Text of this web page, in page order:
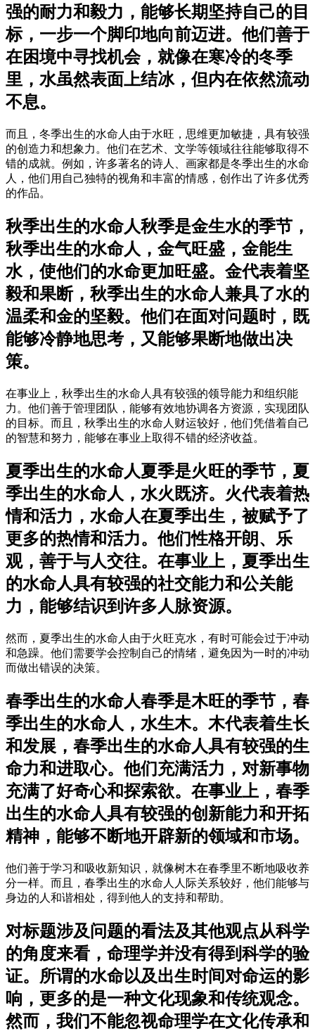
强的耐力和毅力，能够长期坚持自己的目
标，一步一个脚印地向前迈进。他们善于
在困境中寻找机会，就像在寒冷的冬季
里，水虽然表面上结冰，但内在依然流动
不息。
而且，冬季出生的水命人由于水旺，思维更加敏捷，具有较强
的创造力和想象力。他们在艺术、文学等领域往往能够取得不
错的成就。例如，许多著名的诗人、画家都是冬季出生的水命
人，他们用自己独特的视角和丰富的情感，创作出了许多优秀
的作品。
秋季出生的水命人秋季是金生水的季节，
秋季出生的水命人，金气旺盛，金能生
水，使他们的水命更加旺盛。金代表着坚
毅和果断，秋季出生的水命人兼具了水的
温柔和金的坚毅。他们在面对问题时，既
能够冷静地思考，又能够果断地做出决
策。
在事业上，秋季出生的水命人具有较强的领导能力和组织能
力。他们善于管理团队，能够有效地协调各方资源，实现团队
的目标。而且，秋季出生的水命人财运较好，他们凭借着自己
的智慧和努力，能够在事业上取得不错的经济收益。
夏季出生的水命人夏季是火旺的季节，夏
季出生的水命人，水火既济。火代表着热
情和活力，水命人在夏季出生，被赋予了
更多的热情和活力。他们性格开朗、乐
观，善于与人交往。在事业上，夏季出生
的水命人具有较强的社交能力和公关能
力，能够结识到许多人脉资源。
然而，夏季出生的水命人由于火旺克水，有时可能会过于冲动
和急躁。他们需要学会控制自己的情绪，避免因为一时的冲动
而做出错误的决策。
春季出生的水命人春季是木旺的季节，春
季出生的水命人，水生木。木代表着生长
和发展，春季出生的水命人具有较强的生
命力和进取心。他们充满活力，对新事物
充满了好奇心和探索欲。在事业上，春季
出生的水命人具有较强的创新能力和开拓
精神，能够不断地开辟新的领域和市场。
他们善于学习和吸收新知识，就像树木在春季里不断地吸收养
分一样。而且，春季出生的水命人人际关系较好，他们能够与
身边的人和谐相处，得到他人的支持和帮助。
对标题涉及问题的看法及其他观点从科学
的角度来看，命理学并没有得到科学的验
证。所谓的水命以及出生时间对命运的影
响，更多的是一种文化现象和传统观念。
然而，我们不能忽视命理学在文化传承和